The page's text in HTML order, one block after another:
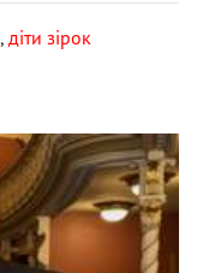
, діти зірок